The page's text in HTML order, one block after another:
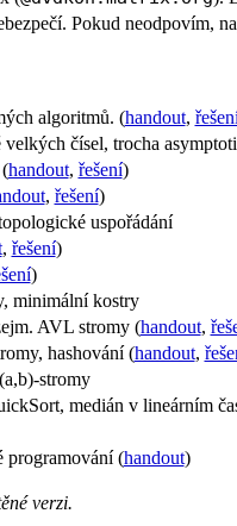
Pokud neodpovím,
algoritmů. (handout,
čísel, trocha
handout, řešení)
, řešení)
uspořádání
, řešení)
)
minimální kostry
AVL stromy (handout,
hashování (handout,
stromy
medián v lineárním
programování (handout)
verzi.